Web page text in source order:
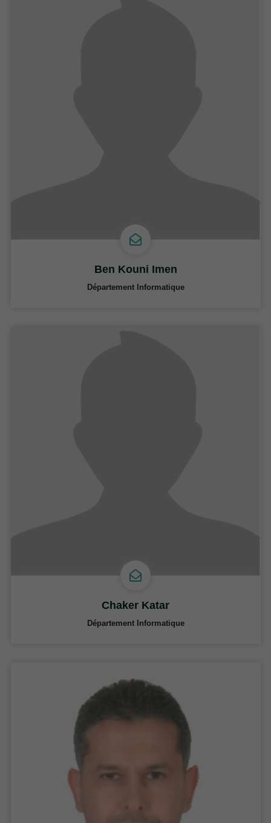
Ben Kouni Imen
Département Informatique
Chaker Katar
Département Informatique